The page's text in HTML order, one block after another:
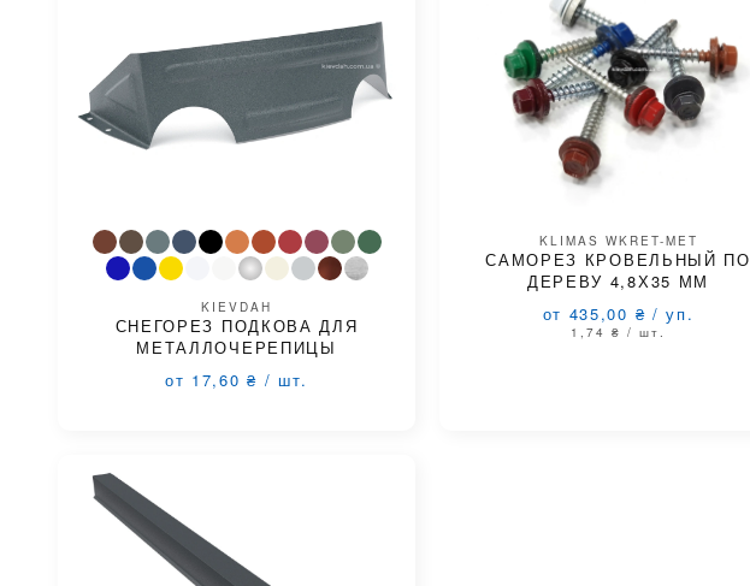
KIEVDAH
СНЕГОРЕЗ ПОДКОВА ДЛЯ
МЕТАЛЛОЧЕРЕПИЦЫ
от 17,60₴ / шт.
KLIMAS WKRET-MET
САМОРЕЗ КРОВЕЛЬНЫЙ ПО
ДЕРЕВУ 4,8Х35 ММ
от 435,00 ₴ / уп.
1,74 ₴ / шт.